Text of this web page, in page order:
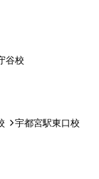
谷校
宇都宮駅東口校